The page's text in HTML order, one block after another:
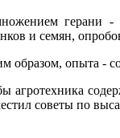
герани -
и семян,
образом, опыта -
агротехника
советы по